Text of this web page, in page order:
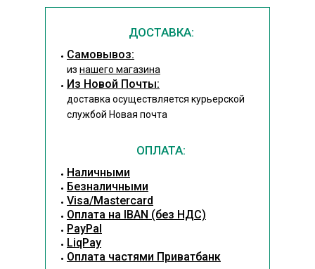
ДОСТАВКА:
Cамовывоз:
из нашего магазина
Из Новой Почты:
доставка осуществляется курьерской
службой Новая почта
ОПЛАТА:
Наличными
Безналичными
Visa/Mastercard
Оплата на IBAN (без НДС)
PayPal
LiqPay
Оплата частями Приватбанк